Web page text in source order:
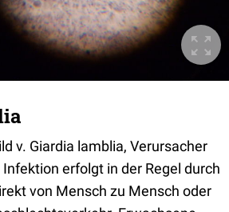
v. Giardia lamblia, Verursacher
erfolgt in der Regel durch
von Mensch zu Mensch oder